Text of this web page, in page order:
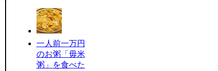
一人前一万円
のお粥「毋米
粥」を食べた